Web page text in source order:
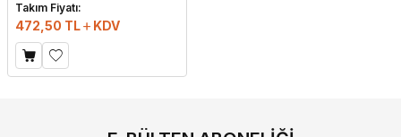
Takım Fiyatı:
472,50 TL KDV